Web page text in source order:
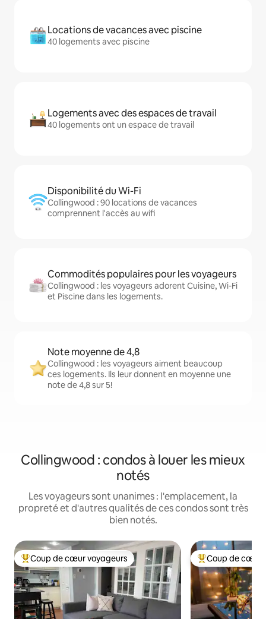
Locations de vacances avec piscine
40 logements avec piscine
Logements avec des espaces de travail
40 logements ont un espace de travail
Disponibilité du Wi-Fi
Collingwood : 90 locations de vacances
comprennent l'accès au wifi
Commodités populaires pour les voyageurs
Collingwood : les voyageurs adorent Cuisine, Wi-Fi
et Piscine dans les logements.
Note moyenne de 4,8
Collingwood : les voyageurs aiment beaucoup
ces logements. Ils leur donnent en moyenne une
note de 4,8 sur 5!
Collingwood : condos à louer les mieux
notés
Les voyageurs sont unanimes : l'emplacement, la
propreté et d'autres qualités de ces condos sont très
bien notés.
Coup de cœur voyageurs parmi les plus aimés
Coup de cœur voyageurs Coup de cœur
Coup de cœur